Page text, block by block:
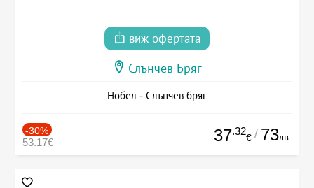
виж офертата
Слънчев Бряг
Нобел - Слънчев бряг
-30%
53.17€ 37.32
€ / 73лв.